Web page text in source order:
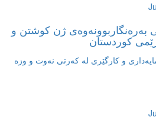
بەرەنگاربوونەوەی ژن کوشتن و
کوردستان